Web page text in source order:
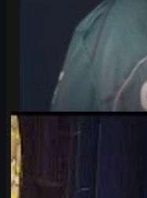
카운터 스트라이크 26월
IEM 쾰른 메이저
Vitality 완전 분석